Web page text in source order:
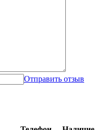
Отправить отзыв